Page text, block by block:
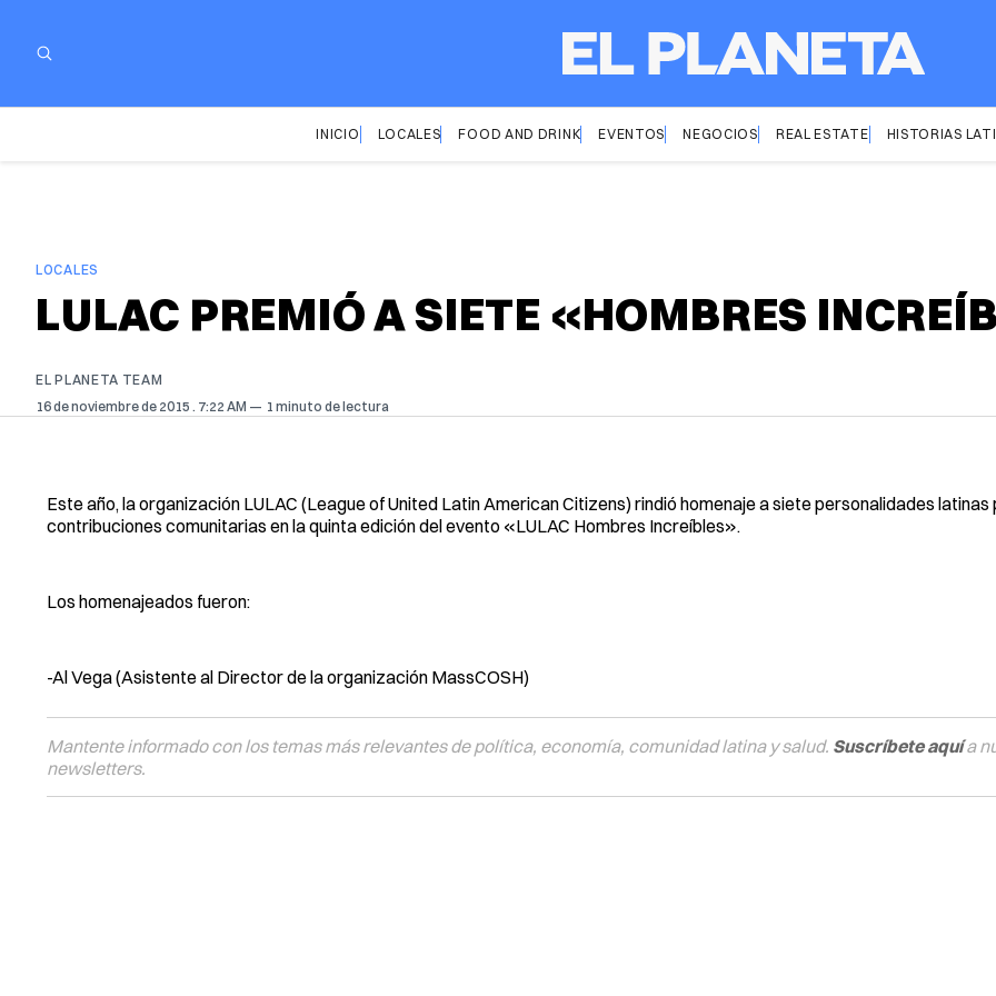
INICIO LOCALES FOOD AND DRINK EVENTOS NEGOCIOS REAL ESTATE HISTORIAS
LOCALES
LULAC PREMIÓ A SIETE «HOMBRES
EL PLANETA TEAM
16 de noviembre de 2015 . 7:22 AM 1 minuto de lectura
Este año, la organización LULAC (League of United Latin American Citizens) rindió homenaje a siete personalidades latinas
contribuciones comunitarias en la quinta edición del evento «LULAC Hombres Increíbles».
Los homenajeados fueron:
-Al Vega (Asistente al Director de la organización MassCOSH)
Mantente informado con los temas más relevantes de política, economía, comunidad latina y salud. Suscríbete aquía
newsletters.